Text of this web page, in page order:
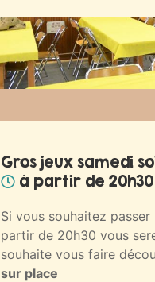
Gros jeux samedi
à partir de 20h30
Si vous souhaitez
partir de 20h30 vous
souhaite vous faire
sur place